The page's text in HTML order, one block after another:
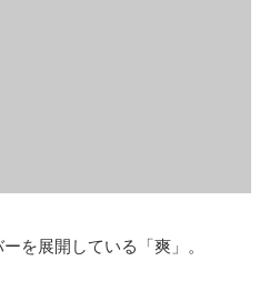
を展開している「爽」。